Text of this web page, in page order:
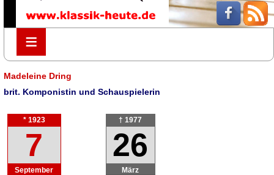
≡
≡
Madeleine Dring
brit. Komponistin und Schauspielerin
* 1923
7
September
† 1977
26
März